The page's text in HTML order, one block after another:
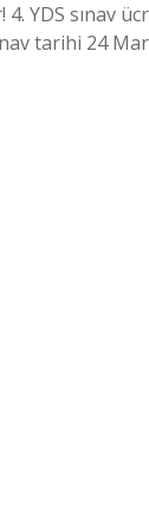
YDS sınav
tarihi 24